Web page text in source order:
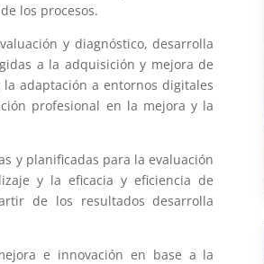
los procesos.
y diagnóstico, desarrolla
a la adquisición y mejora de
adaptación a entornos digitales
profesional en la mejora y la
y planificadas para la evaluación
y la eficacia y eficiencia de
de los resultados desarrolla
e innovación en base a la